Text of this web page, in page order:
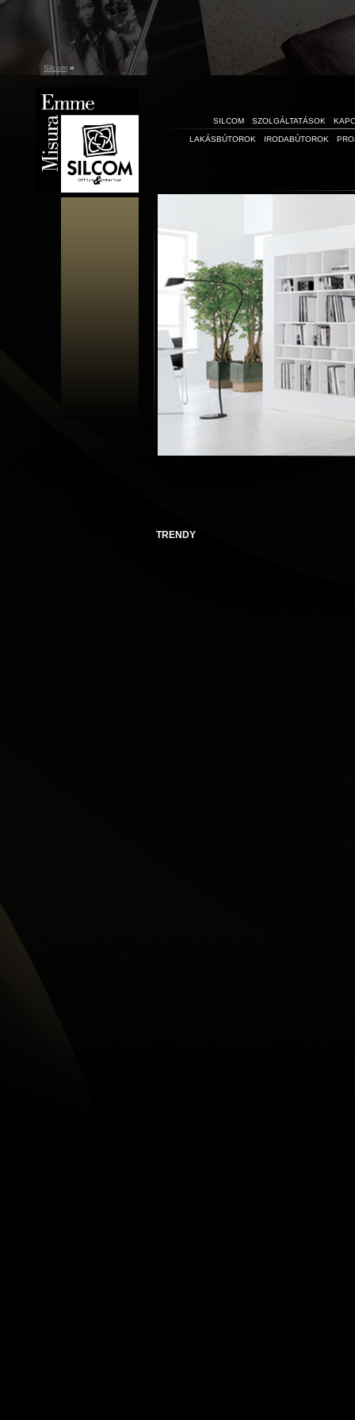
Silcom »
SILCOM SZOLGÁLTATÁSOK
LAKÁSBÚTOROK IRODABÚTOROK
TRENDY